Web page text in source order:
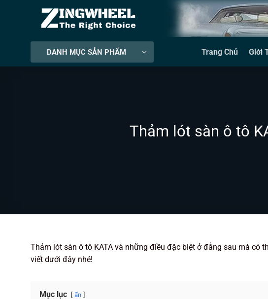
DANH MỤC SẢN PHẨM Trang Chủ Giới
Thảm lót sàn ô tô
Thảm lót sàn ô tô KATA và những điều đặc biệt ở đằng sau mà có
viết dưới đây nhé!
Mục lục ẩn